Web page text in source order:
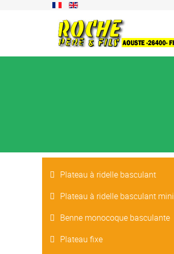
Plateau à ridelle basculant
Plateau à ridelle basculant mini
Benne monocoque basculante
Plateau fixe